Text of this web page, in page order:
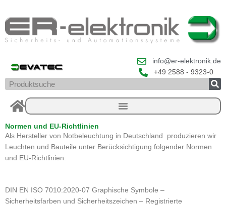
Inhalt
springen
info@er-elektronik.de
+49 2588 - 9323-0
Suche
Normen und EU-Richtlinien
Als Hersteller von Notbeleuchtung in Deutschland produzieren wir
Leuchten und Bauteile unter Berücksichtigung folgender Normen
und EU-Richtlinien:
DIN EN ISO 7010:2020-07 Graphische Symbole –
Sicherheitsfarben und Sicherheitszeichen – Registrierte